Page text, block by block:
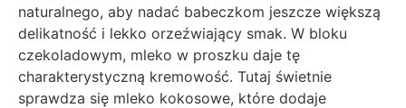
naturalnego, aby nadać babeczkom jeszcze większą
delikatność i lekko orzeźwiający smak. W bloku
czekoladowym, mleko w proszku daje tę
charakterystyczną kremowość. Tutaj świetnie
sprawdza się mleko kokosowe, które dodaje